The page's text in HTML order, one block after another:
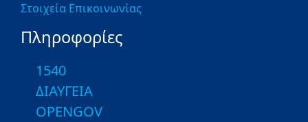
Στοιχεία Επικοινωνίας
Πληροφορίες
1540
ΔΙΑΥΓΕΙΑ
OPENGOV